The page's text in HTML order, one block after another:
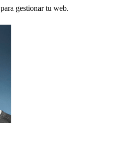
para gestionar tu web.